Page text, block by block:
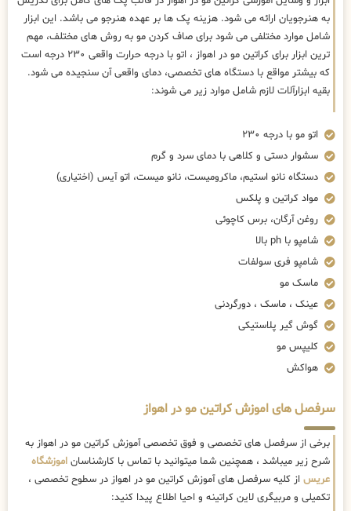
به هنرجویان ارائه می شود. هزینه پک ها بر عهده هنرجو می باشد. این ابزار
شامل موارد مختلفی می شود برای صاف کردن مو به روش های مختلف، مهم
ترین ابزار برای کراتین مو در اهواز ، اتو با درجه حرارت واقعی ۲۳۰ درجه است
که بیشتر مواقع با دستگاه های تخصصی، دمای واقعی آن سنجیده می شود.
بقیه ابزارآلات لازم شامل موارد زیر می شوند:
اتو مو با درجه ۲۳۰
سشوار دستی و کلاهی با دمای سرد و گرم
دستگاه نانو استیم، ماکرومیست، نانو میست، اتو آیس (اختیاری)
مواد کراتین و پلکس
روغن آرگان، برس کاچوئی
شامپو با ph بالا
شامپو فری سولفات
ماسک مو
عینک ، ماسک ، دورگردنی
گوش گیر پلاستیکی
کلیپس مو
هواکش
سرفصل های اموزش کراتین مو در اهواز
برخی از سرفصل های تخصصی و فوق تخصصی آموزش کراتین مو در اهواز به
شرح زیر میباشد ، همچنین شما میتوانید با تماس با کارشناسان اموزشگاه
عریس از کلیه سرفصل های آموزش کراتین مو در اهواز در سطوح تخصصی ،
تکمیلی و مربیگری لاین کراتینه و احیا اطلاع پیدا کنید: